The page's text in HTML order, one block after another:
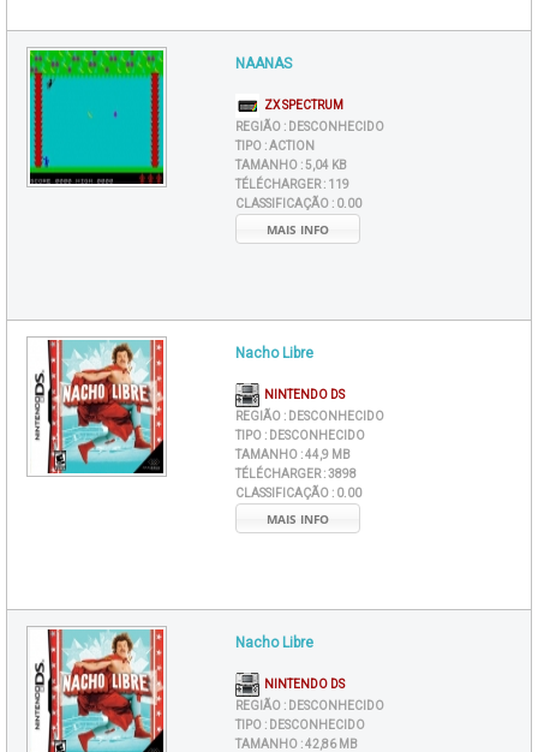
NAANAS
ZX SPECTRUM
REGIÃO : DESCONHECIDO
TIPO :ACTION
TAMANHO :5,04 KB
TÉLÉCHARGER : 119
CLASSIFICAÇÃO : 0.00
MAIS INFO
Nacho Libre
NINTENDO DS
REGIÃO : DESCONHECIDO
TIPO : DESCONHECIDO
TAMANHO :44,9 MB
TÉLÉCHARGER :3898
CLASSIFICAÇÃO : 0.00
MAIS INFO
Nacho Libre
NINTENDO DS
REGIÃO : DESCONHECIDO
TIPO : DESCONHECIDO
TAMANHO :42,86 MB